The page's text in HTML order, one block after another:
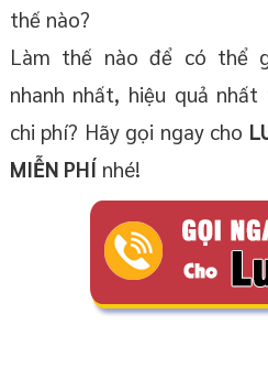
thế nào?
Làm thế nào để có thể
nhanh nhất, hiệu quả
chi phí? Hãy gọi ngay cho
MIỄN PHÍnhé!